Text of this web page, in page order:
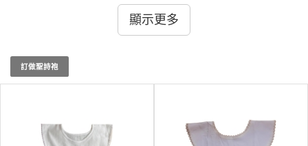
代風格，應有盡有。我們提供各式天主教神父衣服
神父 服裝 神父服裝介紹
美選擇，確保在各種宗教場合中展現莊重與神聖。我們也提
供神父服装、
化設計。我們的專業團隊定期更新商品，確保牧師衫/聖詩
袍專門店始終走在宗教服飾潮流的前沿。無論您偏好經典款
顯示更多
訂做聖詩袍